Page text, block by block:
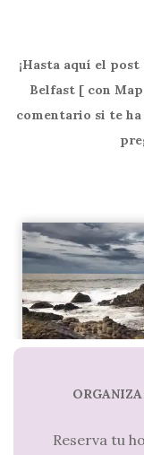
¡Hasta aquí el
Belfast [ con
comentario si te
Reserva tu